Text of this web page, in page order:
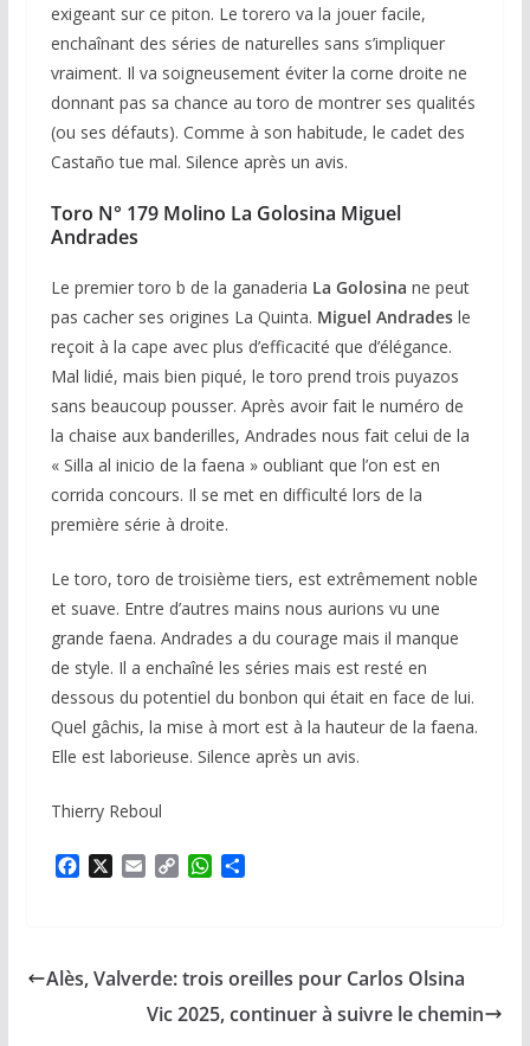
exigeant sur ce piton. Le torero va la jouer facile,
enchaînant des séries de naturelles sans s’impliquer
vraiment. Il va soigneusement éviter la corne droite ne
donnant pas sa chance au toro de montrer ses qualités
(ou ses défauts). Comme à son habitude, le cadet des
Castaño tue mal. Silence après un avis.
Toro N° 179 Molino La Golosina Miguel
Andrades
Le premier toro b de la ganaderia La Golosina ne peut
pas cacher ses origines La Quinta. Miguel Andradesle
reçoit à la cape avec plus d’efficacité que d’élégance.
Mal lidié, mais bien piqué, le toro prend trois puyazos
sans beaucoup pousser. Après avoir fait le numéro de
la chaise aux banderilles, Andrades nous fait celui de la
« Silla al inicio de la faena » oubliant que l’on est en
corrida concours. Il se met en difficulté lors de la
première série à droite.
Le toro, toro de troisième tiers, est extrêmement noble
et suave. Entre d’autres mains nous aurions vu une
grande faena. Andrades a du courage mais il manque
de style. Il a enchaîné les séries mais est resté en
dessous du potentiel du bonbon qui était en face de lui.
Quel gâchis, la mise à mort est à la hauteur de la faena.
Elle est laborieuse. Silence après un avis.
Thierry Reboul
o
i
n
W
A
p
p
g
e
Alès, Valverde: trois oreilles pour Carlos Olsina
Vic 2025, continuer à suivre le chemin